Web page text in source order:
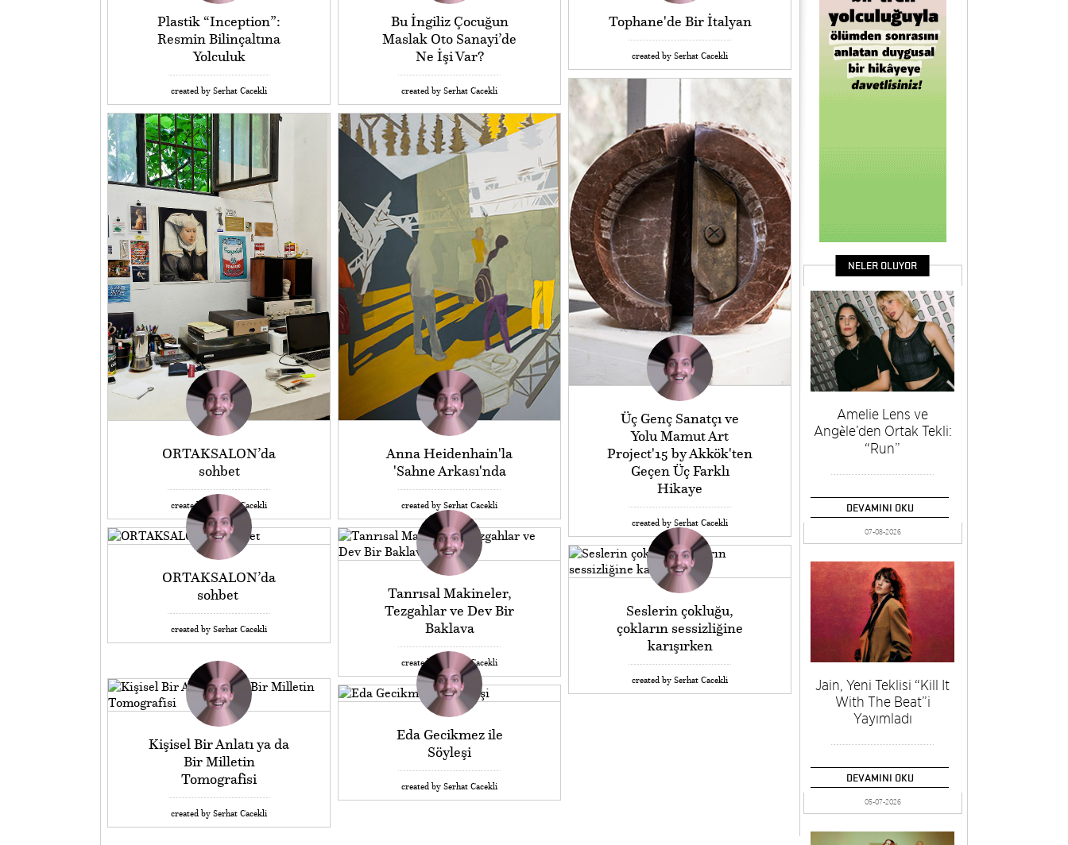
Plastik “Inception”:
Resmin Bilinçaltına
Yolculuk
created by Serhat Cacekli
Bu İngiliz Çocuğun
Maslak Oto Sanayi’de
Ne İşi Var?
created by Serhat Cacekli
Tophane'de Bir İtalyan
created by Serhat Cacekli
Üç Genç Sanatçı ve
Yolu Mamut Art
Project'15 by Akkök'ten
Geçen Üç Farklı
Hikaye
created by Serhat Cacekli
ORTAKSALON’da
sohbet
created by Serhat Cacekli
Anna Heidenhain'la
'Sahne Arkası'nda
created by Serhat Cacekli
Tanrısal Makineler,
Tezgahlar ve Dev Bir
Baklava
created by Serhat Cacekli
ORTAKSALON’da
sohbet
created by Serhat Cacekli
Seslerin çokluğu,
çokların sessizliğine
karışırken
created by Serhat Cacekli
Kişisel Bir Anlatı ya da
Bir Milletin
Tomografisi
created by Serhat Cacekli
Eda Gecikmez ile
Söyleşi
created by Serhat Cacekli
NELER OLUYOR
Amelie Lens ve
Angèle’den Ortak Tekli:
“Run”
DEVAMINI OKU
07-08-2026
Jain, Yeni Teklisi “Kill It
With The Beat”i
Yayımladı
DEVAMINI OKU
05-07-2026